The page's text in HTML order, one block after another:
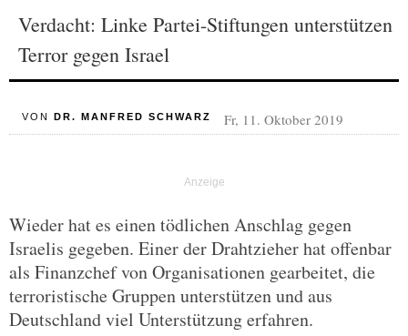
Verdacht: Linke Partei-Stiftungen unterstützen
Terror gegen Israel
VON DR. MANFRED SCHWARZ Fr, 11. Oktober 2019
Wieder hat es einen tödlichen Anschlag gegen
Israelis gegeben. Einer der Drahtzieher hat offenbar
als Finanzchef von Organisationen gearbeitet, die
terroristische Gruppen unterstützen und aus
Deutschland viel Unterstützung erfahren.